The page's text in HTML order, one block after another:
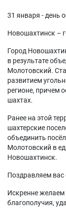
31 января - день
Новошахтинск –
Город
в результате
Молотовский.
развитием
регионе, причем
шахтах.
Ранее на этой
шахтерские
объединить
Молотовский в
Новошахтинск.
Поздравляем вас
Искренне желаем
благополучия,